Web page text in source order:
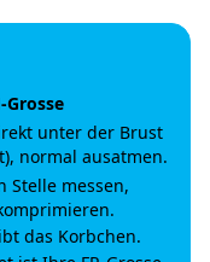
Grosse
unter der Brust
normal ausatmen.
Stelle messen,
das Korbchen.